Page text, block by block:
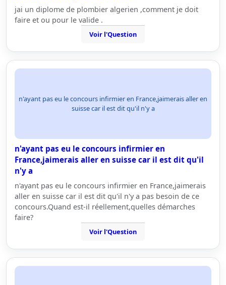
jai un diplome de plombier algerien ,comment je doit
faire et ou pour le valide .
Voir l'Question
n'ayant pas eu le concours infirmier en France,jaimerais aller en
suisse car il est dit qu'il n'y a
n'ayant pas eu le concours infirmier en
France,jaimerais aller en suisse car il est dit qu'il
n'y a
n'ayant pas eu le concours infirmier en France,jaimerais
aller en suisse car il est dit qu'il n'y a pas besoin de ce
concours.Quand est-il réellement,quelles démarches
faire?
Voir l'Question